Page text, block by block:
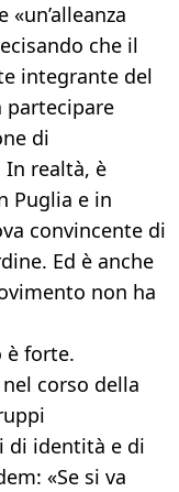
che il
integrante del
partecipare
di
In realtà, è
Puglia e in
convincente di
Ed è anche
non ha
forte.
corso della
di identità e di
«Se si va